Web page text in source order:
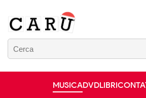
MUSICADVDLIBRI